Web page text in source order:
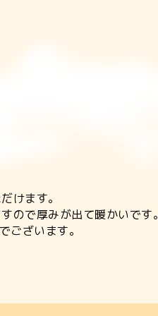
けます。
ので厚みが出て暖かいです。
ございます。